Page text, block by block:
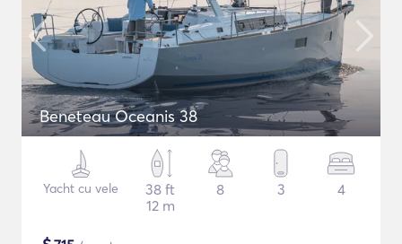
Beneteau Oceanis 38
Yacht cu vele
38 ft
12 m
8 3 4